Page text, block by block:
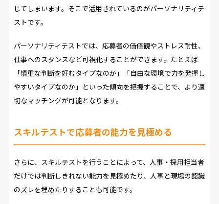
じてしまいます。そこで活用されているのがパーソナリティテ
ストです。
パーソナリティテストでは、応募者の価値観やストレス耐性、
仕事へのスタンスなど可視化することができます。たとえば
「慎重な判断を好むタイプなのか」「自由な環境で力を発揮し
やすいタイプなのか」といった傾向を把握することで、より適
切なマッチングが可能となります。
スキルテストで応募者の能力を見極める
さらに、スキルテストを行うことによって、人事・採用担当者
だけでは判断しきれない能力を見極めたり、人事と現場の認識
のズレを埋めたりすることも可能です。